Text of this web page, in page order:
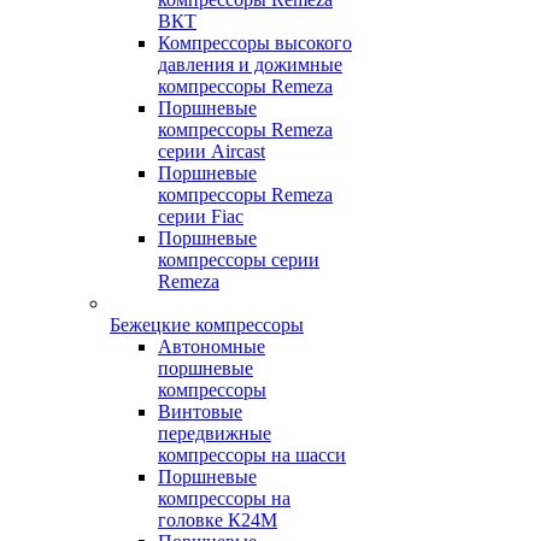
ВКТ
Компрессоры высокого
давления и дожимные
компрессоры Remeza
Поршневые
компрессоры Remeza
серии Aircast
Поршневые
компрессоры Remeza
серии Fiac
Поршневые
компрессоры серии
Remeza
Бежецкие компрессоры
Автономные
поршневые
компрессоры
Винтовые
передвижные
компрессоры на шасси
Поршневые
компрессоры на
головке К24М